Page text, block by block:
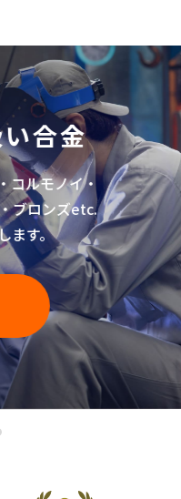
合金
コルモノイ・
ブロンズetc.
ます。